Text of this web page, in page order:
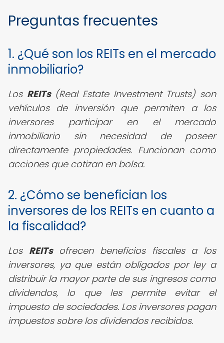
Preguntas frecuentes
1. ¿Qué son los REITs en el mercado
inmobiliario?
Los REITs(Real Estate Investment Trusts) son
vehículos de inversión que permiten a los
inversores participar en el mercado
inmobiliario sin necesidad de poseer
directamente propiedades. Funcionan como
acciones que cotizan en bolsa.
2. ¿Cómo se benefician los
inversores de los REITs en cuanto a
la fiscalidad?
Los REITsofrecen beneficios fiscales a los
inversores, ya que están obligados por ley a
distribuir la mayor parte de sus ingresos como
dividendos, lo que les permite evitar el
impuesto de sociedades. Los inversores pagan
impuestos sobre los dividendos recibidos.